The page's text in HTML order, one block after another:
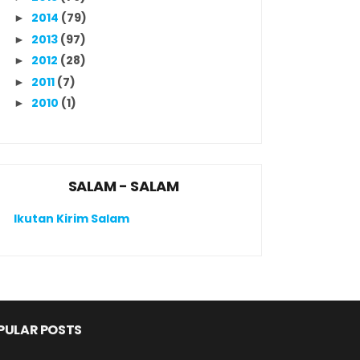
► 2014 (79)
► 2013 (97)
► 2012 (28)
► 2011 (7)
► 2010 (1)
SALAM - SALAM
Ikutan Kirim Salam
POSTS